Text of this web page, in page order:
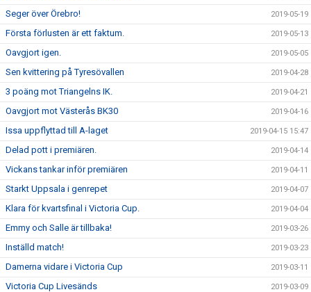
Seger över Örebro! 2019-05-19
Första förlusten är ett faktum. 2019-05-13
Oavgjort igen. 2019-05-05
Sen kvittering på Tyresövallen 2019-04-28
3 poäng mot Triangelns IK. 2019-04-21
Oavgjort mot Västerås BK30 2019-04-16
Issa uppflyttad till A-laget 2019-04-15 15:47
Delad pott i premiären. 2019-04-14
Vickans tankar inför premiären 2019-04-11
Starkt Uppsala i genrepet 2019-04-07
Klara för kvartsfinal i Victoria Cup. 2019-04-04
Emmy och Salle är tillbaka! 2019-03-26
Inställd match! 2019-03-23
Damerna vidare i Victoria Cup 2019-03-11
Victoria Cup Livesänds 2019-03-09